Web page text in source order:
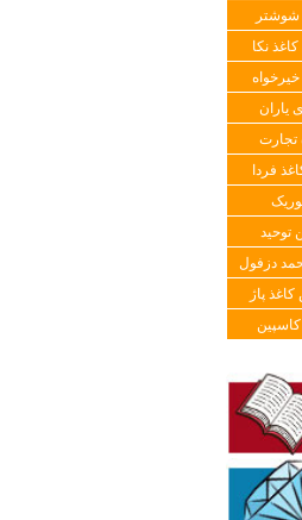
شوشتر
نکا
یاران
تجارت
فردا
توحید
دزفول
پاژ
کاسپین